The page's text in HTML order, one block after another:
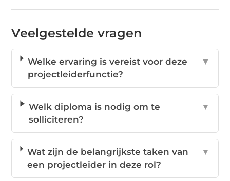
Veelgestelde vragen
Welke ervaring is vereist voor deze
projectleiderfunctie?
▼
Welk diploma is nodig om te
solliciteren?
▼
Wat zijn de belangrijkste taken van
een projectleider in deze rol?
▼